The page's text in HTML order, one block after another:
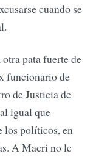
cuando se
pata fuerte de
funcionario de
de Justicia de
igual que
los políticos, en
A Macri no le